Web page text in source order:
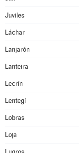
Juviles
Láchar
Lanjarón
Lanteira
Lecrín
Lentegí
Lobras
Loja